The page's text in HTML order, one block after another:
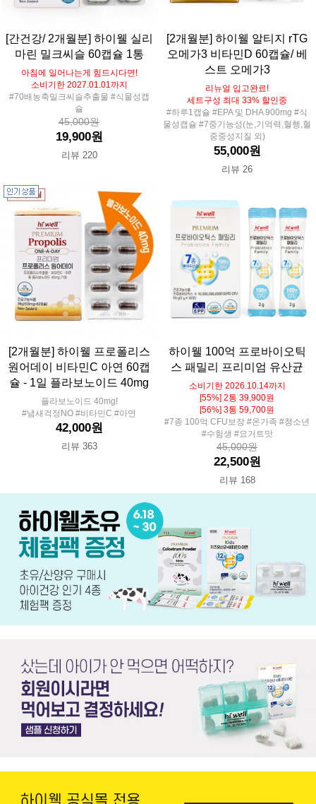
[간건강/ 2개월분] 하이웰 실리
마린 밀크씨슬 60캡슐 1통
아침에 일어나는게 힘드시다면!
소비기한 2027.01.01까지
#70배농축밀크씨슬추출물 #식물성캡
슐
45,000원
19,900원
리뷰 220
[2개월분] 하이웰 알티지 rTG
오메가3 비타민D 60캡슐/ 베
스트 오메가3
리뉴얼 입고완료!
세트구성 최대 33% 할인중
#하루1캡슐 #EPA 및 DHA 900mg #식
물성캡슐 #7중기능성(눈,기억력,혈행,혈
중중성지질 외)
55,000원
리뷰 26
[2개월분] 하이웰 프로폴리스
원어데이 비타민C 아연 60캡
슐 - 1일 플라보노이드 40mg
플라보노이드 40mg!
#냄새걱정NO #비타민C #아연
42,000원
리뷰 363
하이웰 100억 프로바이오틱
스 패밀리 프리미엄 유산균
소비기한 2026.10.14까지
[55%] 2통 39,900원
[56%] 3통 59,700원
#7종 100억 CFU보장 #온가족 #청소년
#수험생 #요거트맛
45,000원
22,500원
리뷰 168